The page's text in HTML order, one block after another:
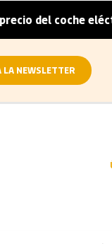
eléctrico
LA NEWSLETTER